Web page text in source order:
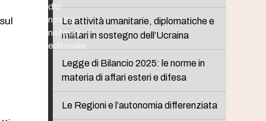
Le attività umanitarie, diplomatiche e
militari in sostegno dell’Ucraina
Legge di Bilancio 2025: le norme in
materia di affari esteri e difesa
Le Regioni e l’autonomia differenziata
del
nostro
network
editoriale: